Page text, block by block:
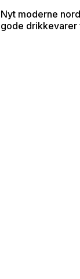
Nyt moderne
gode drikkevarer